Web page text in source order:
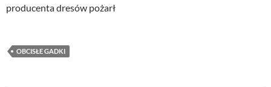
producenta dresów pożarł
OBCISŁE GADKI